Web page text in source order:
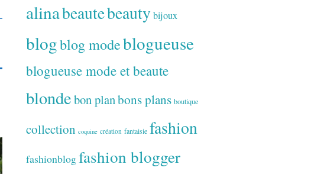
alinabeautebeauty bijoux
blogblog modeblogueuse
blogueuse mode et beaute
blondebon planbons plans boutique
collection coquine création fantaisie fashion
fashionblogfashion blogger